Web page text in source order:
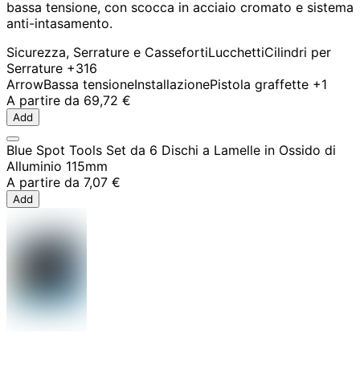
bassa tensione, con scocca in acciaio cromato e sistema
anti-intasamento.
Sicurezza, Serrature e CassefortiLucchettiCilindri per
Serrature +316
ArrowBassa tensioneInstallazionePistola graffette +1
A partire da 69,72 €
Add
Blue Spot Tools Set da 6 Dischi a Lamelle in Ossido di
Alluminio 115mm
A partire da 7,07 €
Add